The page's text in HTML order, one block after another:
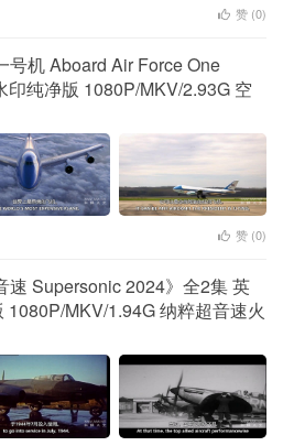
赞 (0)
号机 Aboard Air Force One
纯净版 1080P/MKV/2.93G 空
赞 (0)
速 Supersonic 2024》全2集 英
MKV/1.94G 纳粹超音速火